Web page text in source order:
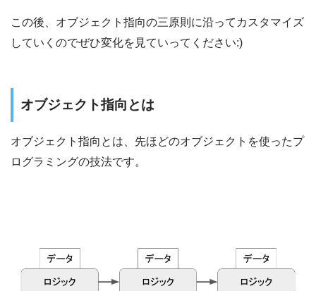
この後、オブジェクト指向の三原則に沿ってカスタマイズ
していくのでぜひ変化を見ていってください:)
オブジェクト指向とは
オブジェクト指向とは、先ほどのオブジェクトを使ったプ
ログラミングの技法です。